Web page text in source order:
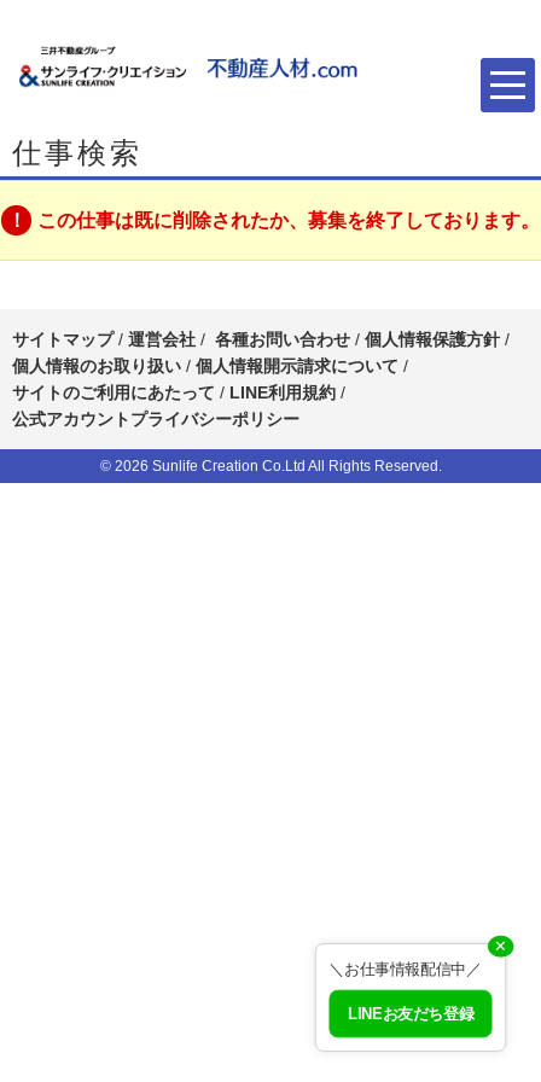
仕事検索
この仕事は既に削除されたか、募集を終了しております。
サイトマップ/ 運営会社 / 各種お問い合わせ / 個人情報保護方針 /
個人情報のお取り扱い / 個人情報開示請求について /
サイトのご利用にあたって / LINE利用規約 /
公式アカウントプライバシーポリシー
✕
＼お仕事情報配信中／
LINEお友だち登録
© 2026 Sunlife Creation Co.Ltd All Rights Reserved.